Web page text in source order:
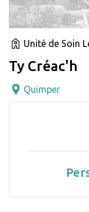
Unité de Soin
Ty Créac'h
Quimper